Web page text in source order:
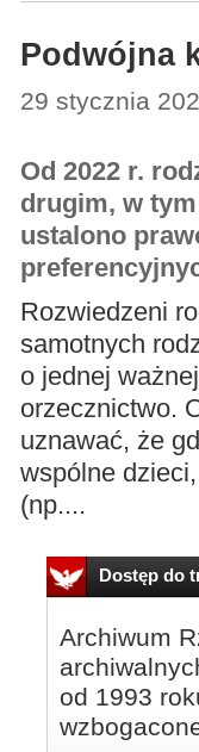
Podwójna
29 stycznia
Od 2022 r.
drugim, w
ustalono
Rozwiedzeni
samotnych
o jednej
orzecznictwo.
uznawać, że
wspólne
(np....
Dostęp do
Archiwum
od 1993